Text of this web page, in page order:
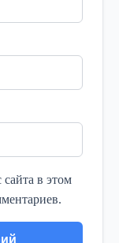
в этом